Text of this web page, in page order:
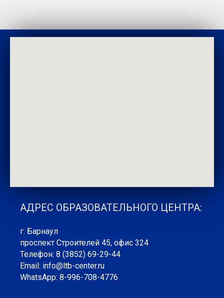
АДРЕС ОБРАЗОВАТЕЛЬНОГО ЦЕНТРА:
г. Барнаул
проспект Строителей 45, офис 324
Телефон: 8 (3852) 69-29-44
Email: info@ltb-center.ru
WhatsApp: 8-996-708-4776